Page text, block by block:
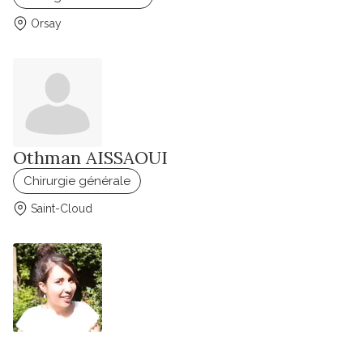
Orsay
Othman AISSAOUI
Chirurgie générale
Saint-Cloud